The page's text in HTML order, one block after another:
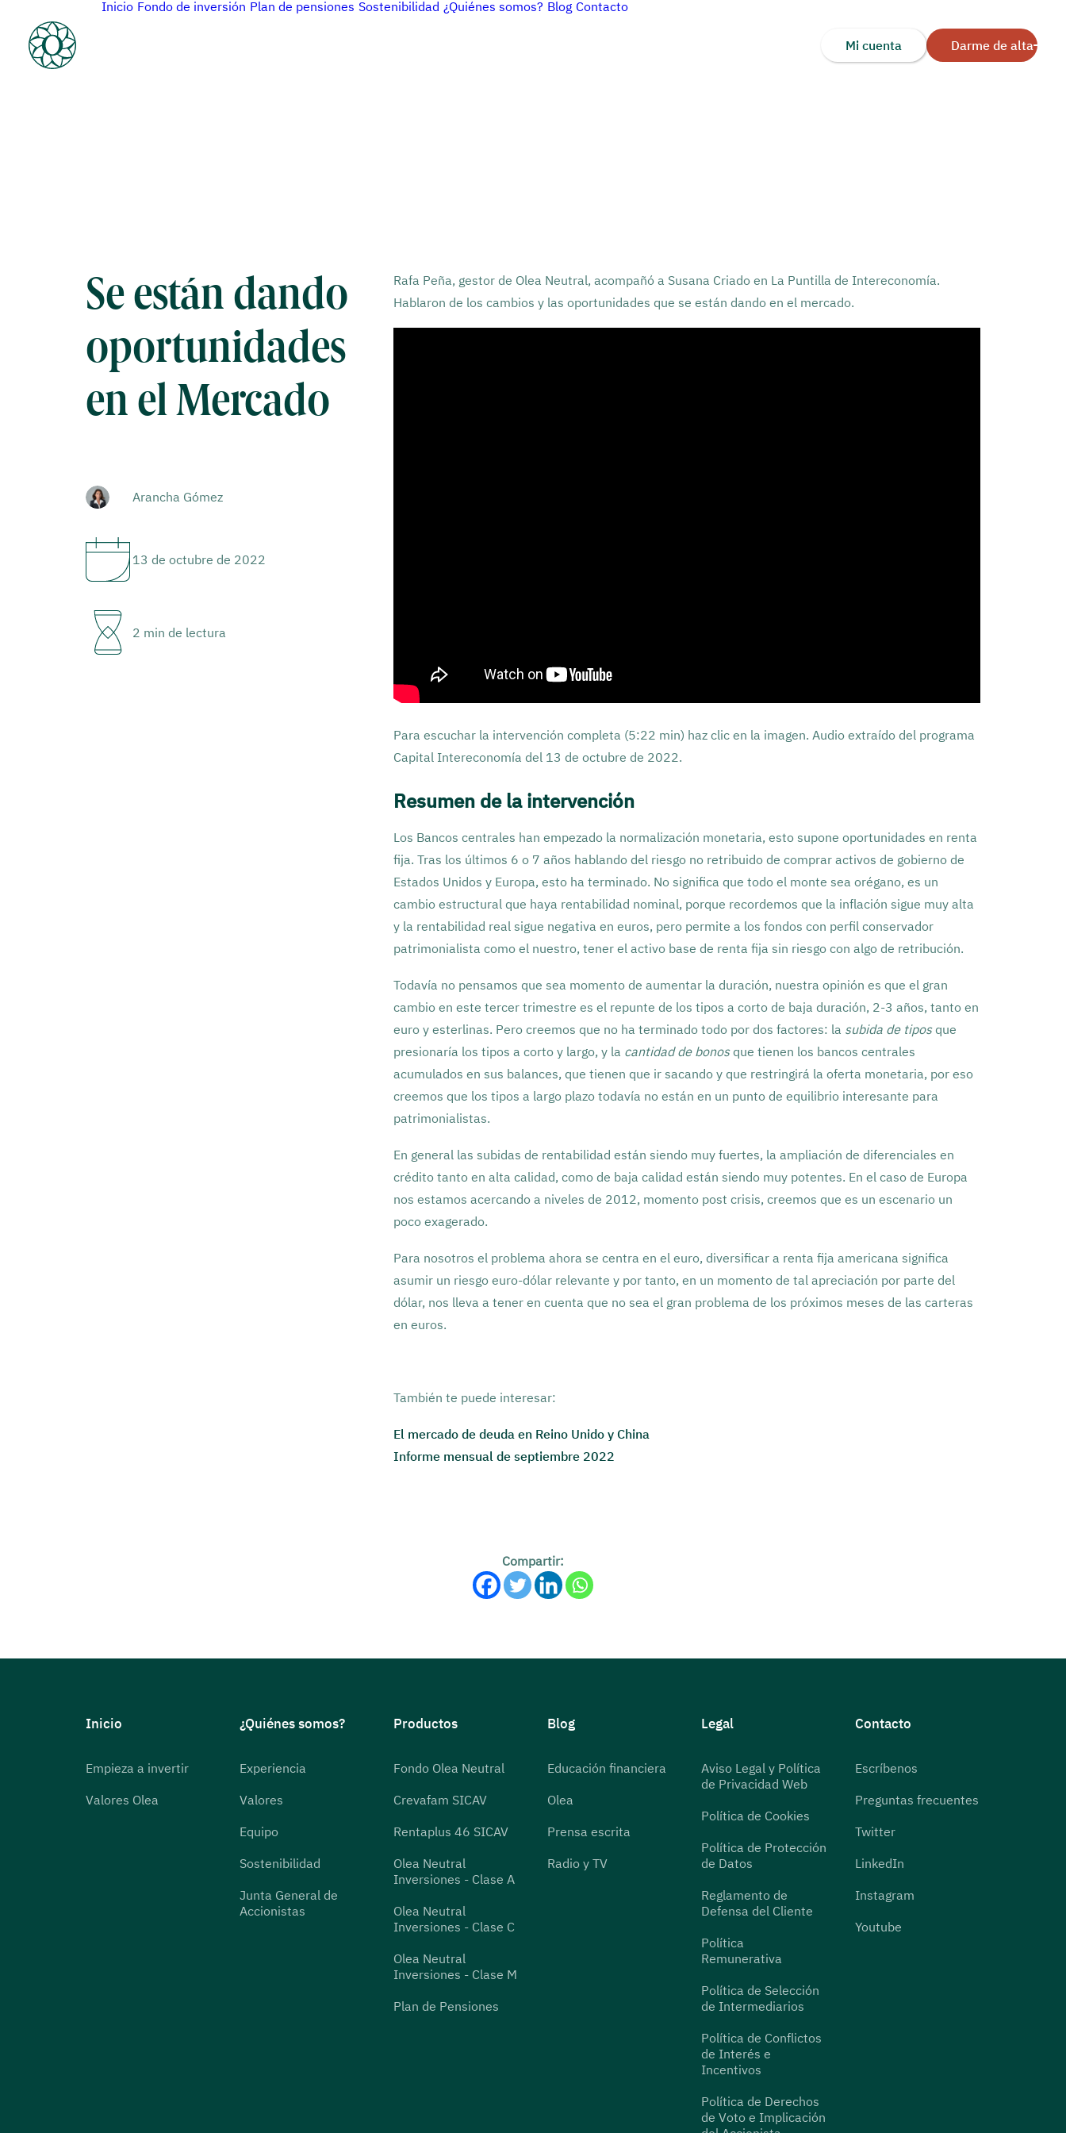
Inicio Fondo de inversión Plan de pensiones Sostenibilidad ¿Quiénes somos? Blog Contacto
Darme de alta
Mi cuenta
Se están dando
oportunidades
en el Mercado
Arancha Gómez
13 de octubre de 2022
2 min de lectura
Rafa Peña, gestor de Olea Neutral, acompañó a Susana Criado en La Puntilla de Intereconomía.
Hablaron de los cambios y las oportunidades que se están dando en el mercado.
Para escuchar la intervención completa (5:22 min) haz clic en la imagen. Audio extraído del programa
Capital Intereconomía del 13 de octubre de 2022.
Resumen de la intervención
Los Bancos centrales han empezado la normalización monetaria, esto supone oportunidades en renta
fija. Tras los últimos 6 o 7 años hablando del riesgo no retribuido de comprar activos de gobierno de
Estados Unidos y Europa, esto ha terminado. No significa que todo el monte sea orégano, es un
cambio estructural que haya rentabilidad nominal, porque recordemos que la inflación sigue muy alta
y la rentabilidad real sigue negativa en euros, pero permite a los fondos con perfil conservador
patrimonialista como el nuestro, tener el activo base de renta fija sin riesgo con algo de retribución.
Todavía no pensamos que sea momento de aumentar la duración, nuestra opinión es que el gran
cambio en este tercer trimestre es el repunte de los tipos a corto de baja duración, 2-3 años, tanto en
euro y esterlinas. Pero creemos que no ha terminado todo por dos factores: la subida de tiposque
presionaría los tipos a corto y largo, y la cantidad de bonosque tienen los bancos centrales
acumulados en sus balances, que tienen que ir sacando y que restringirá la oferta monetaria, por eso
creemos que los tipos a largo plazo todavía no están en un punto de equilibrio interesante para
patrimonialistas.
En general las subidas de rentabilidad están siendo muy fuertes, la ampliación de diferenciales en
crédito tanto en alta calidad, como de baja calidad están siendo muy potentes. En el caso de Europa
nos estamos acercando a niveles de 2012, momento post crisis, creemos que es un escenario un
poco exagerado.
Para nosotros el problema ahora se centra en el euro, diversificar a renta fija americana significa
asumir un riesgo euro-dólar relevante y por tanto, en un momento de tal apreciación por parte del
dólar, nos lleva a tener en cuenta que no sea el gran problema de los próximos meses de las carteras
en euros.
También te puede interesar:
El mercado de deuda en Reino Unido y China
Informe mensual de septiembre 2022
Compartir:
Inicio
Empieza a invertir
Valores Olea
¿Quiénes somos?
Experiencia
Valores
Equipo
Sostenibilidad
Junta General de
Accionistas
Productos
Fondo Olea Neutral
Crevafam SICAV
Rentaplus 46 SICAV
Olea Neutral
Inversiones - Clase A
Olea Neutral
Inversiones - Clase C
Olea Neutral
Inversiones - Clase M
Plan de Pensiones
Blog
Educación financiera
Olea
Prensa escrita
Radio y TV
Legal
Aviso Legal y Política
de Privacidad Web
Política de Cookies
Política de Protección
de Datos
Reglamento de
Defensa del Cliente
Política
Remunerativa
Política de Selección
de Intermediarios
Política de Conflictos
de Interés e
Incentivos
Política de Derechos
de Voto e Implicación
Contacto
Escríbenos
Preguntas frecuentes
Twitter
LinkedIn
Instagram
Youtube